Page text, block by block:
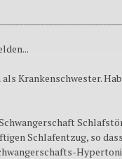
Krankenschwester.
Schlafentzug, so